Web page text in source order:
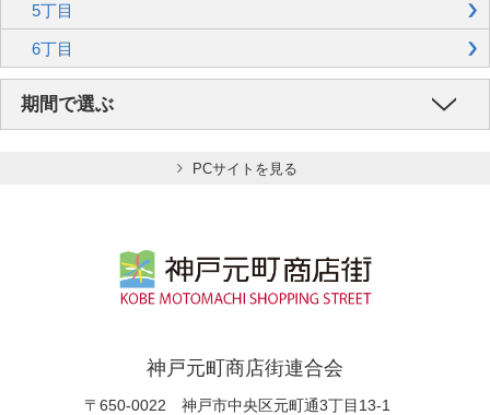
5丁目
6丁目
期間で選ぶ
PCサイトを見る
神戸元町商店街連合会
〒650-0022 神戸市中央区元町通3丁目13-1